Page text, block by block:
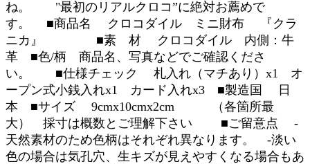
ね。 "最初のリアルクロコ”に絶対お薦めで
す。 ■商品名 クロコダイル ミニ財布 『クラ
ニカ』 ■素 材 クロコダイル 内側：牛
革 ■色/柄 商品名、写真などでご確認くださ
い。 ■仕様チェック 札入れ（マチあり）x1 オ
ープン式小銭入れx1 カード入れx3 ■製造国 日
本 ■サイズ 9cmx10cmx2cm （各箇所最
大） 採寸は概数とご理解下さい ■ご留意点 -
天然素材のため色柄はそれぞれ異なります。 -淡い
色の場合は気孔穴、生キズが見えやすくなる場合もあ